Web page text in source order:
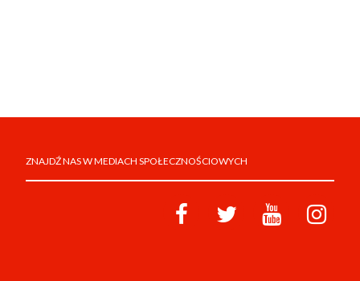
ZNAJDŹ NAS W MEDIACH SPOŁECZNOŚCIOWYCH